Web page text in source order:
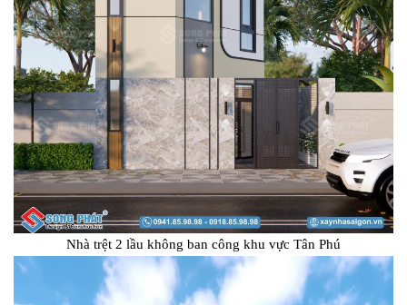
Nhà trệt 2 lầu không ban công khu vực Tân Phú